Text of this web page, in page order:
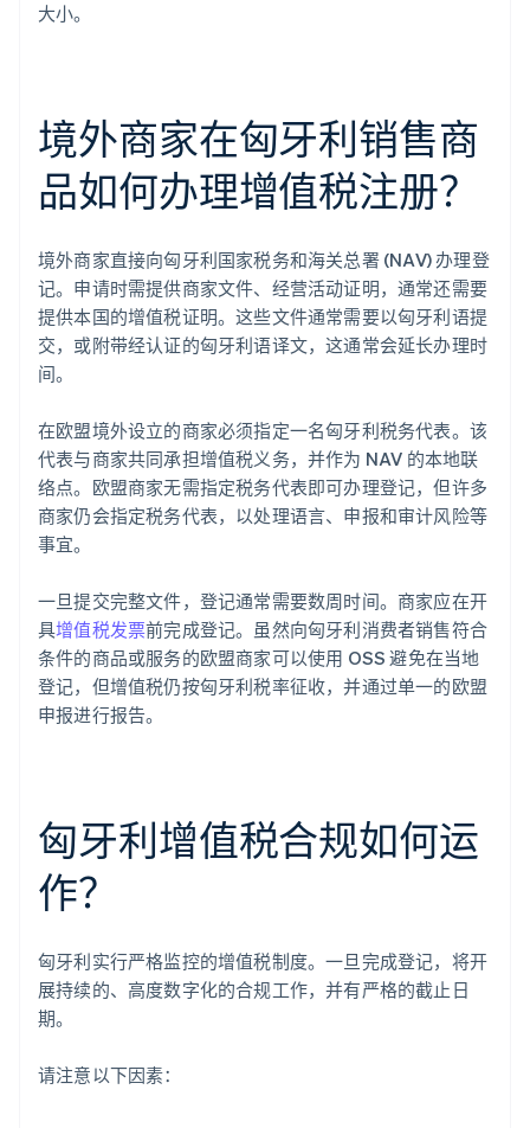
大小。
境外商家在匈牙利销售商
品如何办理增值税注册？
境外商家直接向匈牙利国家税务和海关总署 (NAV) 办理登
记。申请时需提供商家文件、经营活动证明，通常还需要
提供本国的增值税证明。这些文件通常需要以匈牙利语提
交，或附带经认证的匈牙利语译文，这通常会延长办理时
间。
在欧盟境外设立的商家必须指定一名匈牙利税务代表。该
代表与商家共同承担增值税义务，并作为 NAV 的本地联
络点。欧盟商家无需指定税务代表即可办理登记，但许多
商家仍会指定税务代表，以处理语言、申报和审计风险等
事宜。
一旦提交完整文件，登记通常需要数周时间。商家应在开
具增值税发票前完成登记。虽然向匈牙利消费者销售符合
条件的商品或服务的欧盟商家可以使用 OSS 避免在当地
登记，但增值税仍按匈牙利税率征收，并通过单一的欧盟
申报进行报告。
匈牙利增值税合规如何运
作？
匈牙利实行严格监控的增值税制度。一旦完成登记，将开
展持续的、高度数字化的合规工作，并有严格的截止日
期。
请注意以下因素：